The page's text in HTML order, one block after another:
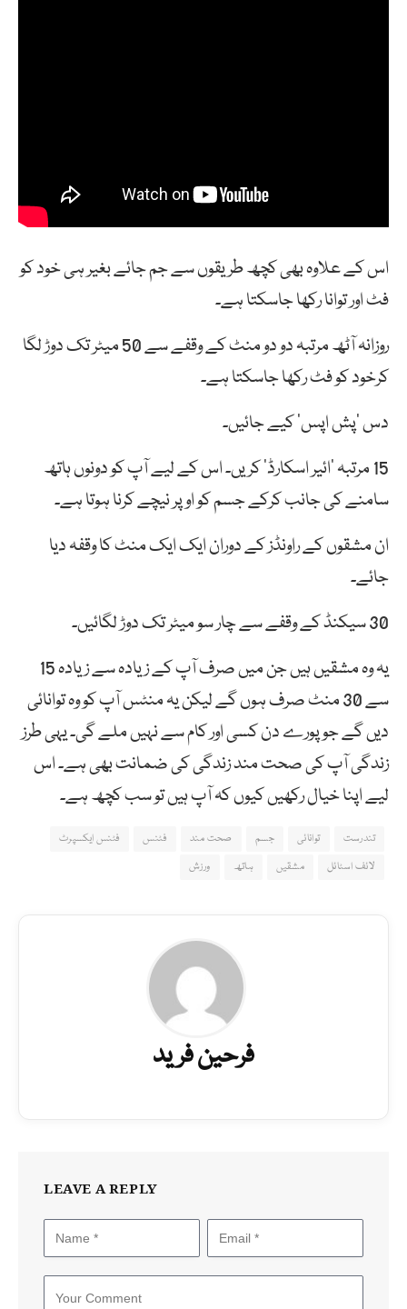
اس کے علاوہ بھی کچھ طریقوں سے جم جائے بغیر ہی خود کو
فٹ اور توانا رکھا جاسکتا ہے۔
روزانہ آٹھ مرتبہ دو دو منٹ کے وقفے سے 50 میٹر تک دوڑ لگا
کرخود کو فٹ رکھا جاسکتا ہے۔
دس ‘پش اپس’ کیے جائیں۔
15 مرتبہ ‘ائیر اسکارڈ’ کریں۔ اس کے لیے آپ کو دونوں ہاتھ
سامنے کی جانب کرکے جسم کو اوپر نیچے کرنا ہوتا ہے۔
ان مشقوں کے راونڈز کے دوران ایک ایک منٹ کا وقفہ دیا
جائے۔
30 سیکنڈ کے وقفے سے چار سو میٹر تک دوڑ لگائیں۔
یہ وہ مشقیں ہیں جن میں صرف آپ کے زیادہ سے زیادہ 15
سے 30 منٹ صرف ہوں گے لیکن یہ منٹس آپ کو وہ توانائی
دیں گے جو پورے دن کسی اور کام سے نہیں ملے گی۔ یہی طرز
زندگی آپ کی صحت مند زندگی کی ضمانت بھی ہے۔ اس
لیے اپنا خیال رکھیں کیوں کہ آپ ہیں تو سب کچھ ہے۔
تندرست توانائی جسم صحت مند فٹنس
فٹنس ایکسپرٹ
لائف اسٹائل
مشقیں ہاتھ ورزش
فرحین فرید
LEAVE A REPLY